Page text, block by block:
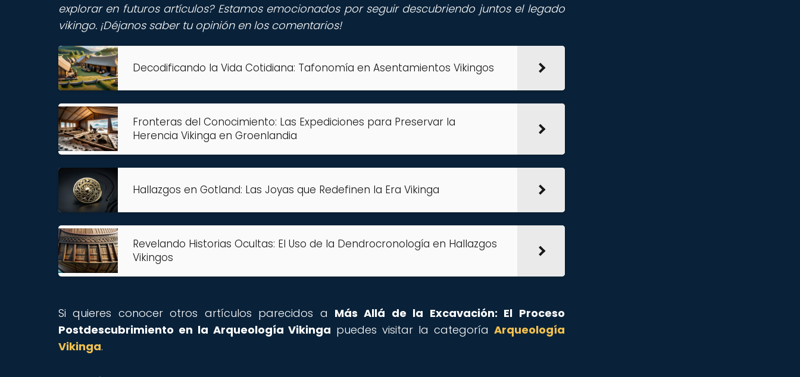
explorar en futuros artículos? Estamos emocionados por seguir descubriendo juntos el legado
vikingo. ¡Déjanos saber tu opinión en los comentarios!
Decodificando la Vida Cotidiana: Tafonomía en Asentamientos Vikingos
Fronteras del Conocimiento: Las Expediciones para Preservar la
Herencia Vikinga en Groenlandia
Hallazgos en Gotland: Las Joyas que Redefinen la Era Vikinga
Revelando Historias Ocultas: El Uso de la Dendrocronología en Hallazgos
Vikingos
Si quieres conocer otros artículos parecidos a Más Allá de la Excavación: El Proceso
Postdescubrimiento en la Arqueología Vikinga puedes visitar la categoría Arqueología
Vikinga.